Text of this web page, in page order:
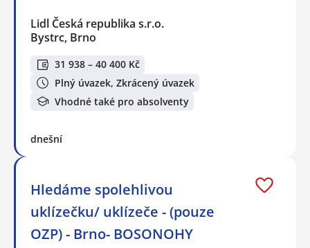
Lidl Česká republika s.r.o.
Bystrc, Brno
31 938 – 40 400 Kč
Plný úvazek, Zkrácený úvazek
Vhodné také pro absolventy
dnešní
Hledáme spolehlivou
uklízečku/ uklízeče - (pouze
OZP) - Brno- BOSONOHY